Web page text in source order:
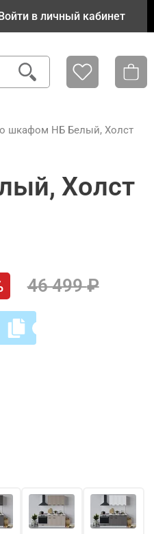
в личный кабинет
шкафом НБ Белый, Холст
Холст
46 499